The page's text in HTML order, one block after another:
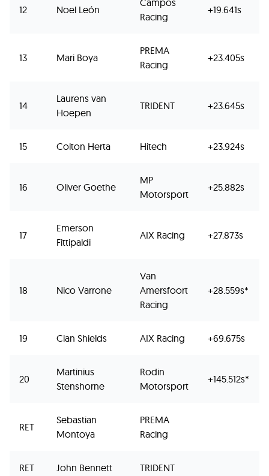
12 Noel León
Racing
+19.641s
13 Mari Boya
PREMA
Racing
+23.405s
14
Laurens van
Hoepen
TRIDENT +23.645s
15 Colton Herta Hitech +23.924s
16 Oliver Goethe
MP
Motorsport
+25.882s
17
Emerson
Fittipaldi
AIX Racing +27.873s
18 Nico Varrone
Van
Amersfoort
Racing
+28.559s*
19 Cian Shields AIX Racing +69.675s
20
Martinius
Stenshorne
Rodin
Motorsport
+145.512s*
RET
Sebastian
Montoya
PREMA
Racing
RET John Bennett TRIDENT